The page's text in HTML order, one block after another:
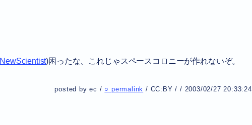
NewScientist)困ったな、これじゃスペースコロニーが作れないぞ。
posted by ec / ○ permalink / CC:BY / / 2003/02/27 20:33:24